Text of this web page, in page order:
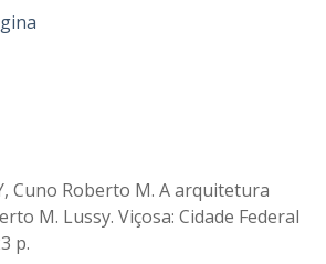
Cuno Roberto M. A arquitetura
M. Lussy. Viçosa: Cidade Federal
p.